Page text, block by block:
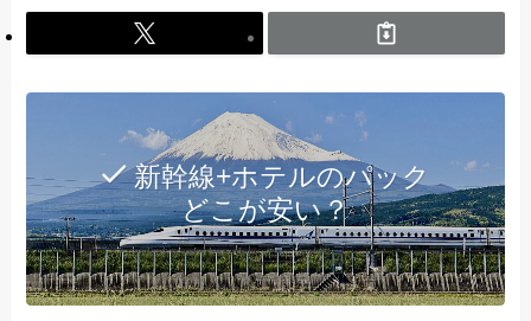
新幹線+ホテルのパック
どこが安い？